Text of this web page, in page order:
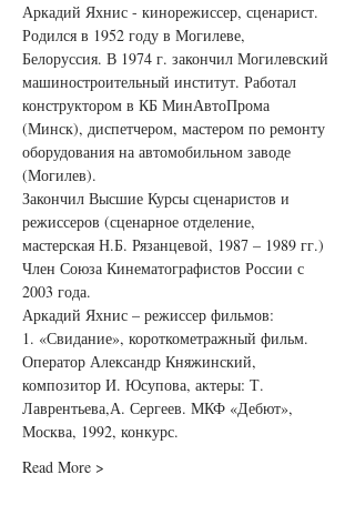
Аркадий Яхнис - кинорежиссер, сценарист.
Родился в 1952 году в Могилеве,
Белоруссия. В 1974 г. закончил Могилевский
машиностроительный институт. Работал
конструктором в КБ МинАвтоПрома
(Минск), диспетчером, мастером по ремонту
оборудования на автомобильном заводе
(Могилев).
Закончил Высшие Курсы сценаристов и
режиссеров (сценарное отделение,
мастерская Н.Б. Рязанцевой, 1987 – 1989 гг.)
Член Союза Кинематографистов России с
2003 года.
Аркадий Яхнис – режиссер фильмов:
1. «Свидание», короткометражный фильм.
Оператор Александр Княжинский,
композитор И. Юсупова, актеры: Т.
Лаврентьева,А. Сергеев. МКФ «Дебют»,
Москва, 1992, конкурс.
Read More >